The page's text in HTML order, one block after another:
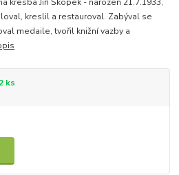
kreslil a restauroval. Zabýval se
medaile, tvořil knižní vazby a
ks